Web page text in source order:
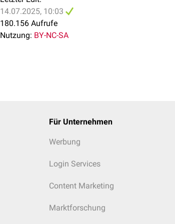
14.07.2025, 10:03
180.156 Aufrufe
Nutzung: BY-NC-SA
Für Unternehmen
Werbung
Login Services
Content Marketing
Marktforschung